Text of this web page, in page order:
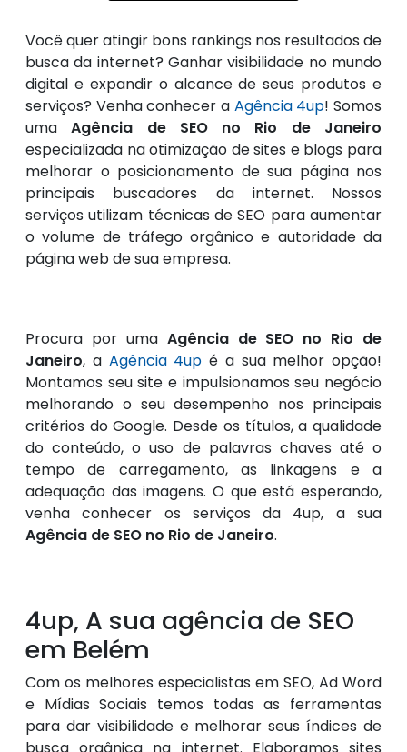
Você quer atingir bons rankings nos resultados de
busca da internet? Ganhar visibilidade no mundo
digital e expandir o alcance de seus produtos e
serviços? Venha conhecer a Agência 4up! Somos
umaAgência de SEO no Rio de Janeiro
especializada na otimização de sites e blogs para
melhorar o posicionamento de sua página nos
principais buscadores da internet. Nossos
serviços utilizam técnicas de SEO para aumentar
o volume de tráfego orgânico e autoridade da
página web de sua empresa.
Procura por uma Agência de SEO no Rio de
Janeiro, a Agência 4up é a sua melhor opção!
Montamos seu site e impulsionamos seu negócio
melhorando o seu desempenho nos principais
critérios do Google. Desde os títulos, a qualidade
do conteúdo, o uso de palavras chaves até o
tempo de carregamento, as linkagens e a
adequação das imagens. O que está esperando,
venha conhecer os serviços da 4up, a sua
Agência de SEO no Rio de Janeiro.
4up, A sua agência de SEO
em Belém
Com os melhores especialistas em SEO, Ad Word
e Mídias Sociais temos todas as ferramentas
para dar visibilidade e melhorar seus índices de